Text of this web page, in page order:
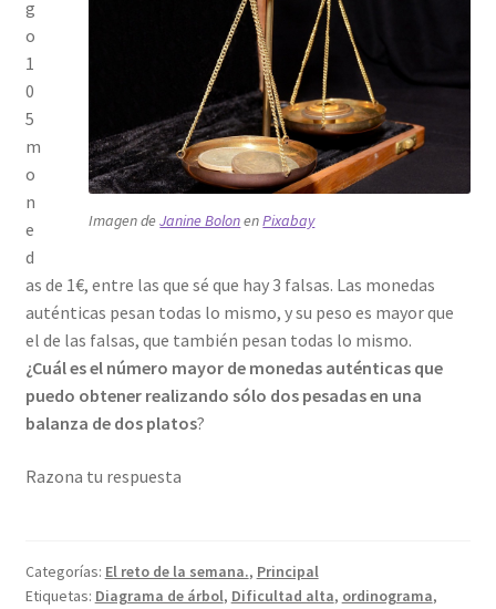
Imagen deJanine BolonenPixabay
g
o
1
0
5
m
o
n
e
d
as de 1€, entre las que sé que hay 3 falsas. Las monedas
auténticas pesan todas lo mismo, y su peso es mayor que
el de las falsas, que también pesan todas lo mismo.
¿Cuál es el número mayor de monedas auténticas que
puedo obtener realizando sólo dos pesadas en una
balanza de dos platos?
Razona tu respuesta
Categorías: El reto de la semana., Principal
Etiquetas: Diagrama de árbol, Dificultad alta, ordinograma,